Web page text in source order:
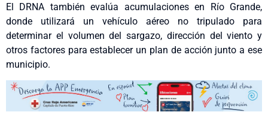
El DRNA también evalúa acumulaciones en Río Grande,
donde utilizará un vehículo aéreo no tripulado para
determinar el volumen del sargazo, dirección del viento y
otros factores para establecer un plan de acción junto a ese
municipio.